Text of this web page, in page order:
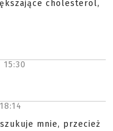
cholesterol,
15:30
18:14
mnie, przecież